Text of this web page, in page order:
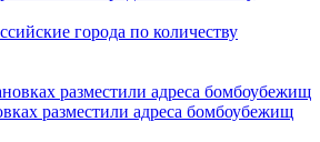
города по количеству
разместили адреса бомбоубежищ